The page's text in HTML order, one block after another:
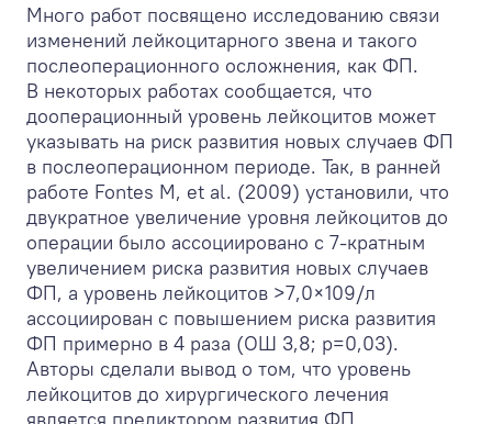
Много работ посвящено исследованию связи
изменений лейкоцитарного звена и такого
послеоперационного осложнения, как ФП.
В некоторых работах сообщается, что
дооперационный уровень лейкоцитов может
указывать на риск развития новых случаев ФП
в послеоперационном периоде. Так, в ранней
работе Fontes M, et al. (2009) установили, что
двукратное увеличение уровня лейкоцитов до
операции было ассоциировано с 7-кратным
увеличением риска развития новых случаев
ФП, а уровень лейкоцитов >7,0×109/л
ассоциирован с повышением риска развития
ФП примерно в 4 раза (ОШ 3,8; р=0,03).
Авторы сделали вывод о том, что уровень
лейкоцитов до хирургического лечения
является предиктором развития ФП